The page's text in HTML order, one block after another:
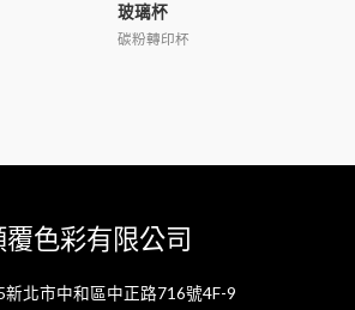
玻璃杯
碳粉轉印杯
覆色彩有限公司
新北市中和區中正路716號4F-9